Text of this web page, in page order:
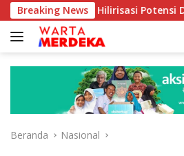
Langsung
ke
konten
Breaking News
Hilirisasi Potensi Daerah
Beranda Nasional